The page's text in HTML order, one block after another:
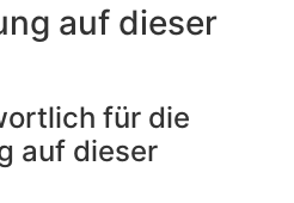
auf dieser
für die
auf dieser